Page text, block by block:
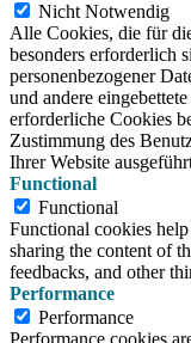
Nicht Notwendig
Alle Cookies, die für
besonders erforderlich
personenbezogener
und andere
erforderliche Cookies
Zustimmung des
Ihrer Website
Functional
Functional
Functional cookies
sharing the content of
feedbacks, and other
Performance
Performance
Performance cookies